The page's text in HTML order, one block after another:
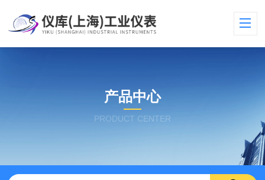
产品中心
PRODUCT CENTER